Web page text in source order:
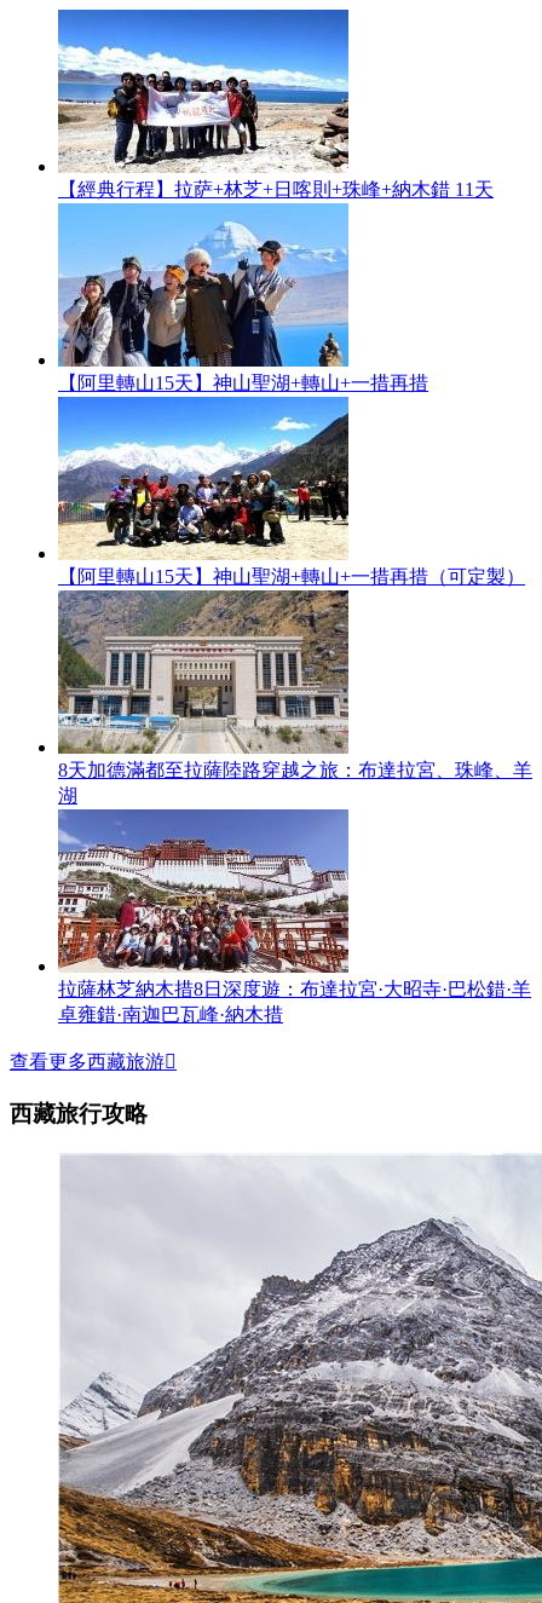
【經典行程】拉萨+林芝+日喀則+珠峰+納木錯 11天
【阿里轉山15天】神山聖湖+轉山+一措再措
【阿里轉山15天】神山聖湖+轉山+一措再措（可定製）
8天加德滿都至拉薩陸路穿越之旅：布達拉宮、珠峰、羊
湖
拉薩林芝納木措8日深度遊：布達拉宮·大昭寺·巴松錯·羊
卓雍錯·南迦巴瓦峰·納木措
查看更多西藏旅游
西藏旅行攻略